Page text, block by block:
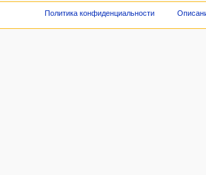
Политика конфиденциальности